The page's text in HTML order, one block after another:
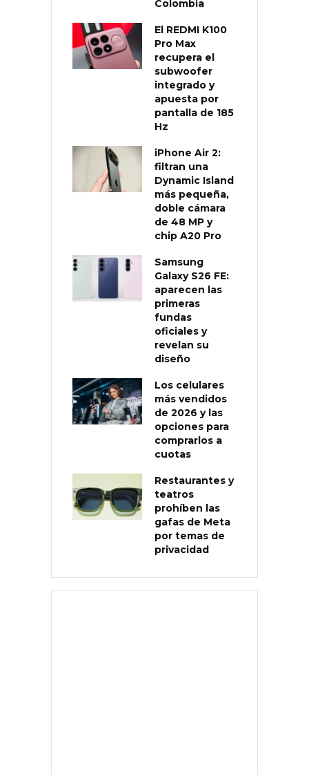
Colombia
El REDMI K100
Pro Max
recupera el
subwoofer
integrado y
apuesta por
pantalla de 185
Hz
iPhone Air 2:
filtran una
Dynamic Island
más pequeña,
doble cámara
de 48 MP y
chip A20 Pro
Samsung
Galaxy S26 FE:
aparecen las
primeras
fundas
oficiales y
revelan su
diseño
Los celulares
más vendidos
de 2026 y las
opciones para
comprarlos a
cuotas
Restaurantes y
teatros
prohíben las
gafas de Meta
por temas de
privacidad